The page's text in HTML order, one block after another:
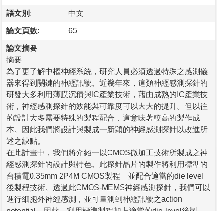
語文別: 中文
論文頁數: 65
論文摘要
摘要
為了更了解中樞神經系統，研究人員必須透過特殊之感測儀
器來得到關鍵的神經訊號。近幾年來，這類神經感測探針的
研發大多利用薄膜沉積與IC產業技術，藉由成熟的IC產業技
術，神經感測探針的效能與可靠度可以大大的提升。但以往
的設計大多需要特殊的製程配合，這意味著較高的製作成
本。因此我們將設計與製成一新穎的神經感測探針以改進所
述之缺點。
在此計畫中，我們將介紹一以CMOS微加工技術所製成之神
經感測探針的設計與特色。此探針晶片的製作將利用標準的
台積電0.35mm 2P4M CMOS製程，並配合適當的die level
後製程技術。透過此CMOS-MEMS神經感測探針，我們可以
進行細胞外神經感測，並可量測到神經訊號之action